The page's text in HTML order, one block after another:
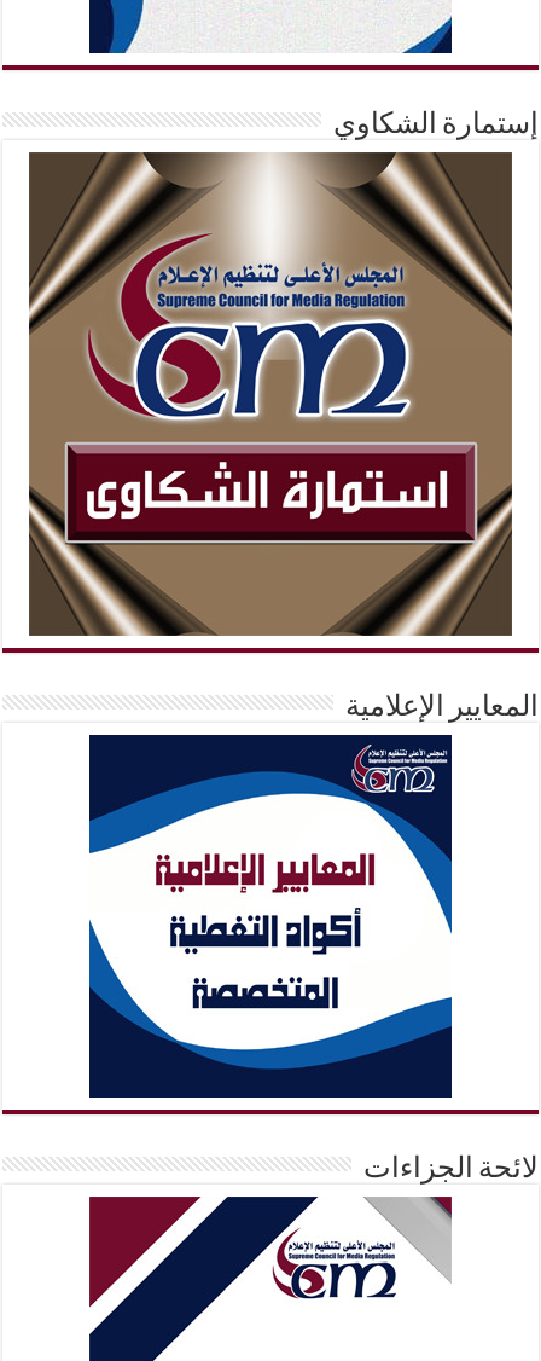
إستمارة الشكاوي
المعايير الإعلامية
لائحة الجزاءات